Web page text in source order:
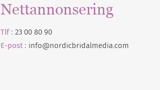
Nettannonsering
Tlf : 23 00 80 90
E-post : info@nordicbridalmedia.com